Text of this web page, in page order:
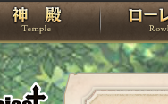
PandoraPartyProject
神殿